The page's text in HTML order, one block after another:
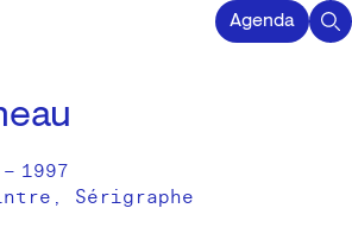
Agenda
– 1997
Sérigraphe